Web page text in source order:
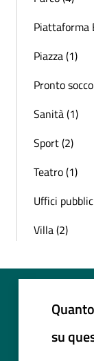
Piattaforma
Piazza (1)
Pronto
Sanità (1)
Sport (2)
Teatro (1)
Uffici
Villa (2)
su